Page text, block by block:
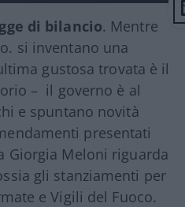
di bilancio. Mentre
si inventano una
gustosa trovata è il
– il governo è al
e spuntano novità
presentati
Giorgia Meloni riguarda
gli stanziamenti per
e Vigili del Fuoco.